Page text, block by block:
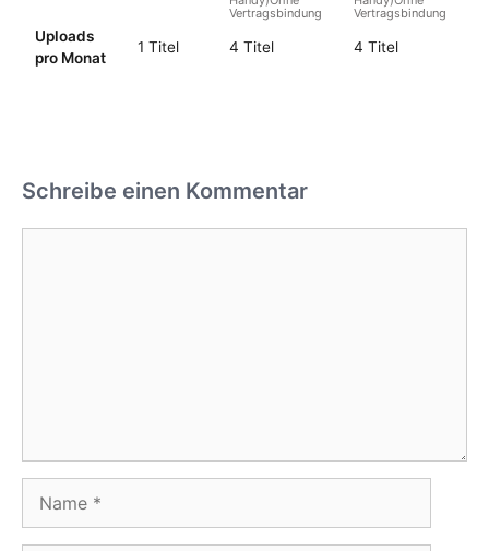
Vertragsbindung
Vertragsbindung
Uploads
pro Monat
1 Titel 4 Titel 4 Titel
Schreibe einen Kommentar
Name